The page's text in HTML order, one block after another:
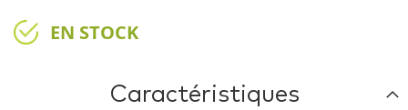
EN STOCK
Caractéristiques